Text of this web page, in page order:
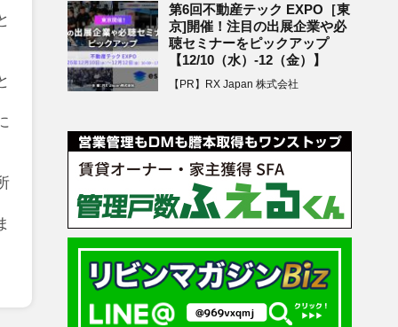
第6回不動産テック EXPO［東
京]開催！注目の出展企業や必
聴セミナーをピックアップ
【12/10（水）-12（金）】
【PR】RX Japan 株式会社